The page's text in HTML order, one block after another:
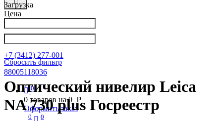
Написать в Телеграм
+7 (3412) 277-001
88005118036
0
0 товаров на0 p
Оформить заказ
0 0
Загрузка
Цена
Сбросить фильтр
Оптический нивелир Leica
NA 730 plus Госреестр